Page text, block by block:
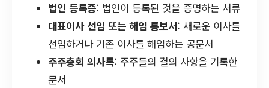
법인 등록증: 법인이 등록된 것을 증명하는 서류
대표이사 선임 또는 해임 통보서: 새로운 이사를
선임하거나 기존 이사를 해임하는 공문서
주주총회 의사록: 주주들의 결의 사항을 기록한
문서